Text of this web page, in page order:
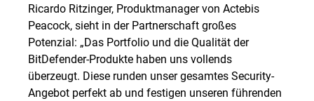
Ricardo Ritzinger, Produktmanager von Actebis
Peacock, sieht in der Partnerschaft großes
Potenzial: „Das Portfolio und die Qualität der
BitDefender-Produkte haben uns vollends
überzeugt. Diese runden unser gesamtes Security-
Angebot perfekt ab und festigen unseren führenden